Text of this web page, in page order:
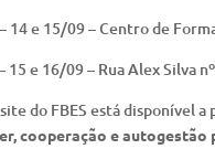
14 e 15/09 – Centro de
15 e 16/09 – Rua Alex Silva
do FBES está disponível
cooperação e autogestão